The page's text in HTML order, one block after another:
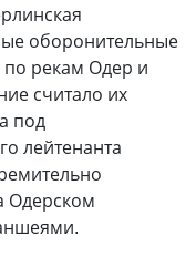
оборонительные
рекам Одер и
считало их
под
лейтенанта
Одерском